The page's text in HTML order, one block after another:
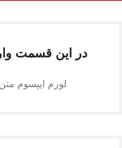
در این قسمت
لورم ایپسوم